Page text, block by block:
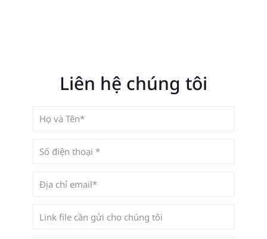
Liên hệ chúng tôi